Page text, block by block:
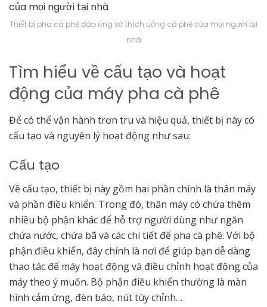
Thiết bị pha cà phê đáp ứng sở thích uống cà phê của mọi người tại
nhà
Tìm hiểu về cấu tạo và hoạt
động của máy pha cà phê
Để có thể vận hành trơn tru và hiệu quả, thiết bị này có
cấu tạo và nguyên lý hoạt động như sau:
Cấu tạo
Về cấu tạo, thiết bị này gồm hai phần chính là thân máy
và phần điều khiển. Trong đó, thân máy có chứa thêm
nhiều bộ phận khác để hỗ trợ người dùng như ngăn
chứa nước, chứa bã và các chi tiết để pha cà phê. Với bộ
phận điều khiển, đây chính là nơi để giúp bạn dễ dàng
thao tác để máy hoạt động và điều chỉnh hoạt động của
máy theo ý muốn. Bộ phận điều khiển thường là màn
hình cảm ứng, đèn báo, nút tùy chỉnh…